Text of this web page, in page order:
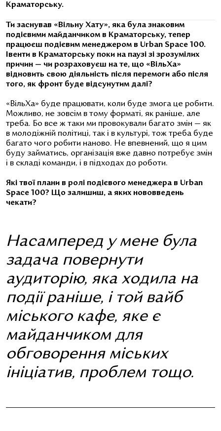
Краматорську.
Ти заснував «Вільну Хату», яка була знаковим
подієвими майданчиком в Краматорську, тепер
працюєш подієвим менеджером в Urban Space 100.
Івенти в Краматорську поки на паузі зі зрозумілих
причин — чи розраховуєш на те, що «ВільХа»
відновить свою діяльність після перемоги або після
того, як фронт буде відсунутим далі?
«ВільХа» буде працювати, коли буде змога це робити.
Можливо, не зовсім в тому форматі, як раніше, але
треба. Бо все ж таки ми провокували багато змін — як
в молодіжній політиці, так і в культурі, тож треба буде
багато чого робити наново. Не впевнений, що я цим
буду займатись, організація вже давно потребує змін
і в складі команди, і в підходах до роботи.
Які твої плани в ролі подієвого менеджера в Urban
Space 100? Що залишиш, а яких нововведень
чекати?
Насамперед у мене була
задача повернути
аудиторію, яка ходила на
події раніше, і той вайб
міського кафе, яке є
майданчиком для
обговорення міських
ініціатив, проблем тощо.